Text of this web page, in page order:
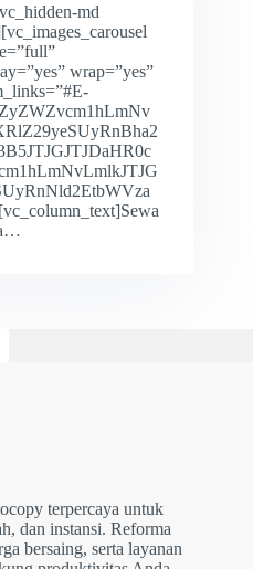
md
wrap=”yes”
terpercaya untuk
dan instansi. Reforma
bersaing, serta layanan